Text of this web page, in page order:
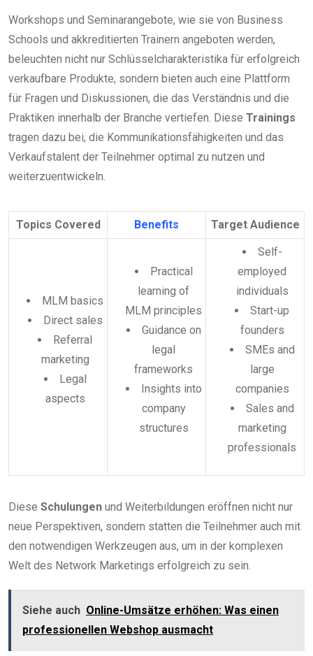
Workshops und Seminarangebote, wie sie von Business
Schools und akkreditierten Trainern angeboten werden,
beleuchten nicht nur Schlüsselcharakteristika für erfolgreich
verkaufbare Produkte, sondern bieten auch eine Plattform
für Fragen und Diskussionen, die das Verständnis und die
Praktiken innerhalb der Branche vertiefen. Diese Trainings
tragen dazu bei, die Kommunikationsfähigkeiten und das
Verkaufstalent der Teilnehmer optimal zu nutzen und
weiterzuentwickeln.
Topics Covered Benefits Target Audience
MLM basics
Direct sales
Referral
marketing
Legal
aspects
Practical
learning of
MLM principles
Guidance on
legal
frameworks
Insights into
company
structures
Self-
employed
individuals
Start-up
founders
SMEs and
large
companies
Sales and
marketing
professionals
Diese Schulungen und Weiterbildungen eröffnen nicht nur
neue Perspektiven, sondern statten die Teilnehmer auch mit
den notwendigen Werkzeugen aus, um in der komplexen
Welt des Network Marketings erfolgreich zu sein.
Siehe auch Online-Umsätze erhöhen: Was einen
professionellen Webshop ausmacht